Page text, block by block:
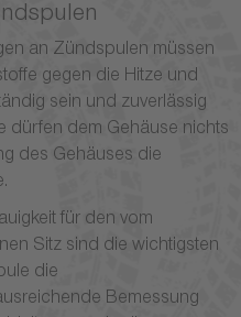
an Zündspulen müssen
gegen die Hitze und
sein und zuverlässig
dürfen dem Gehäuse nichts
des Gehäuses die
für den vom
Sitz sind die wichtigsten
die
Bemessung